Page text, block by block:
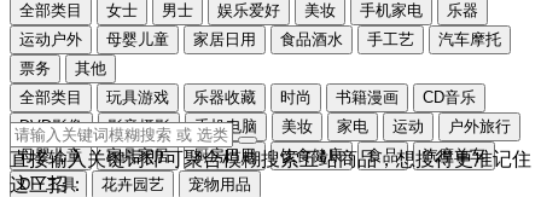
全部类目
女士 男士 娱乐爱好 美妆 手机家电
乐器
运动户外
母婴儿童 家居日用 食品酒水 手工艺
汽车摩托
票务
其他
全部类目
玩具游戏 乐器收藏 时尚 书籍漫画
CD音乐
DVD影像
影音摄影 手机电脑 美妆 家电 运动
户外旅行
母婴儿童
家具家居 厨房日用 饮食健康 食品
汽摩单车
DIY工具
花卉园艺
宠物用品
直接输入关键词即可聚合模糊搜索五站商品，想搜得更准记住
这三招：